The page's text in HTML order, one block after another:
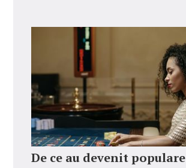
De ce au devenit populare